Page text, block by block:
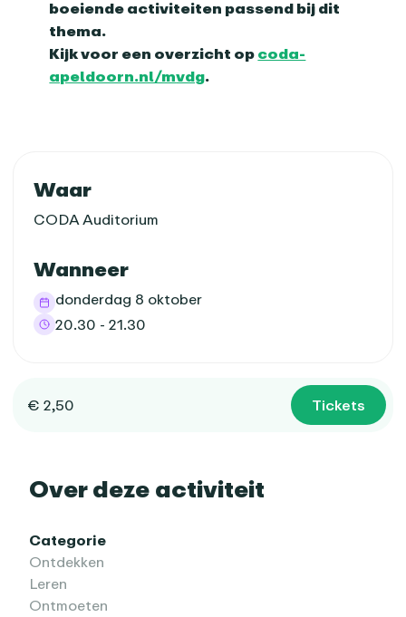
boeiende activiteiten passend bij dit
thema.
Kijk voor een overzicht op coda-
apeldoorn.nl/mvdg.
Praktische informatie
Waar
CODA Auditorium
Wanneer
donderdag 8 oktober
20.30 - 21.30
€ 2,50 Tickets
Over deze activiteit
Categorie
Ontdekken
Leren
Ontmoeten